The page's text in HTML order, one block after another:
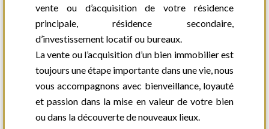
vente ou d’acquisition de votre résidence
principale, résidence secondaire,
d’investissement locatif ou bureaux.
La vente ou l’acquisition d’un bien immobilier est
toujours une étape importante dans une vie, nous
vous accompagnons avec bienveillance, loyauté
et passion dans la mise en valeur de votre bien
ou dans la découverte de nouveaux lieux.